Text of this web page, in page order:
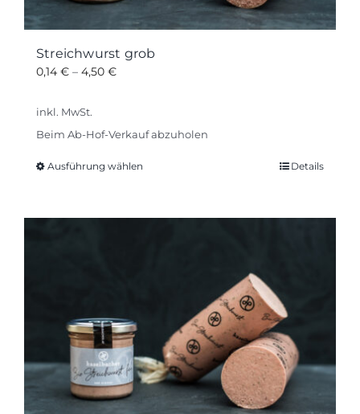
Streichwurst grob
0,14 € – 4,50 €
inkl. MwSt.
Beim Ab-Hof-Verkauf abzuholen
Ausführung wählen
können
der
Produktseite
Details